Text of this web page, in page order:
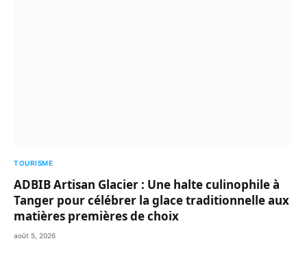
TOURISME
ADBIB Artisan Glacier : Une halte culinophile à
Tanger pour célébrer la glace traditionnelle aux
matières premières de choix
août 5, 2026